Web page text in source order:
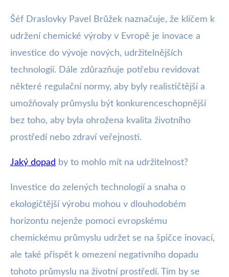
Šéf Draslovky Pavel Brůžek naznačuje, že klíčem k
udržení chemické výroby v Evropě je inovace a
investice do vývoje nových, udržitelnějších
technologií. Dále zdůrazňuje potřebu revidovat
některé regulační normy, aby byly realističtější a
umožňovaly průmyslu být konkurenceschopnější
bez toho, aby byla ohrožena kvalita životního
prostředí nebo zdraví veřejnosti.
Jaký dopad by to mohlo mít na udržitelnost?
Investice do zelených technologií a snaha o
ekologičtější výrobu mohou v dlouhodobém
horizontu nejenže pomoci evropskému
chemickému průmyslu udržet se na špičce inovací,
ale také přispět k omezení negativního dopadu
tohoto průmyslu na životní prostředí. Tím by se